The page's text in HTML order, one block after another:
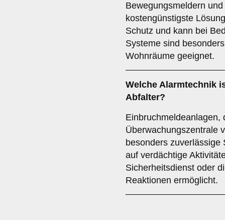
Bewegungsmeldern
kostengünstigste
Schutz und kann bei
Systeme sind
Wohnräume geeignet.
Welche Alarmtechnik
Abfalter?
Einbruchmeldeanlagen,
Überwachungszentrale
besonders zuverlässige
auf verdächtige
Sicherheitsdienst oder
Reaktionen ermöglicht.